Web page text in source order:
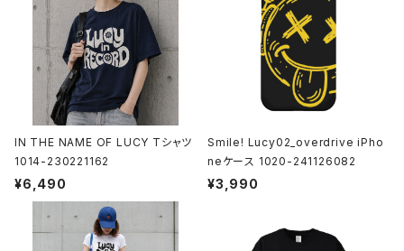
IN THE NAME OF LUCY Tシャツ
1014-230221162
¥6,490
Smile! Lucy02_overdrive iPho
neケース 1020-241126082
¥3,990